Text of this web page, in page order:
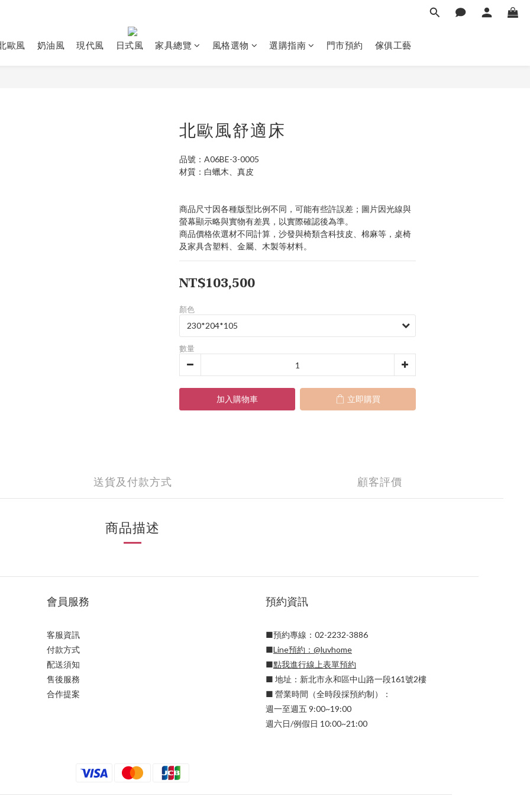
歐風 奶油風 現代風 日式風 家具總覽 風格選物 選購指南 門市預約 傢俱工藝
北歐風舒適床
品號：A06BE-3-0005
材質：白蠟木、真皮
商品尺寸因各種版型比例不同，可能有些許誤差；圖片因光線與
螢幕顯示略與實物有差異，以實際確認後為準。
商品價格依選材不同計算，沙發與椅類含科技皮、棉麻等，桌椅
及家具含塑料、金屬、木製等材料。
NT$103,500
顏色
數量
加入購物車 立即購買
送貨及付款方式 顧客評價
商品描述
會員服務
客服資訊
付款方式
配送須知
售後服務
合作提案
預約資訊
■預約專線：02-2232-3886
■Line預約： @luvhome
■點我進行線上表單預約
■ 地址：新北市永和區中山路一段161號2樓
■ 營業時間（全時段採預約制）：
週一至週五 9:00~19:00
週六日/例假日 10:00~21:00